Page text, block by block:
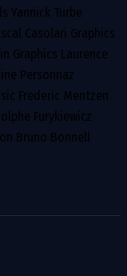
Yannick Turbe
Casolari Graphics
Graphics Laurence
Personnaz
Frederic Mentzen
Furykiewicz
Bruno Bonnell